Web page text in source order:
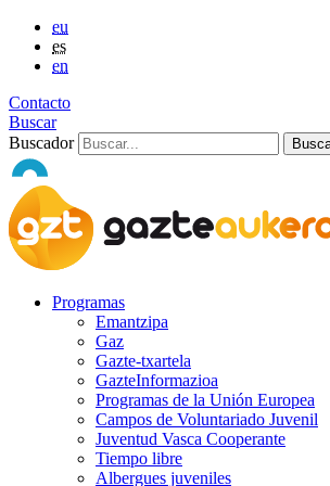
eu
es
en
Contacto
Buscar
Buscador
Programas
Emantzipa
Gaz
Gazte-txartela
GazteInformazioa
Programas de la Unión Europea
Campos de Voluntariado Juvenil
Juventud Vasca Cooperante
Tiempo libre
Albergues juveniles